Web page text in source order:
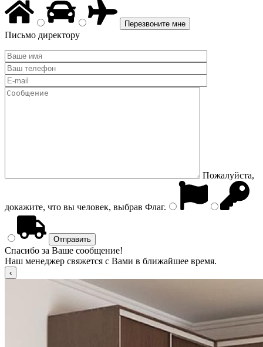
Письмо директору
Пожалуйста,
докажите, что вы человек, выбрав Флаг.
Спасибо за Ваше сообщение!
Наш менеджер свяжется с Вами в ближайшее время.